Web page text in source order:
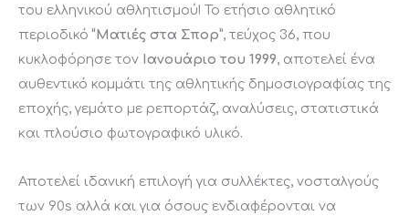
του ελληνικού αθλητισμού! Το ετήσιο αθλητικό
περιοδικό“Ματιές στα Σπορ”, τεύχος 36, που
κυκλοφόρησε τον Ιανουάριο του 1999, αποτελεί ένα
αυθεντικό κομμάτι της αθλητικής δημοσιογραφίας της
εποχής, γεμάτο με ρεπορτάζ, αναλύσεις, στατιστικά
και πλούσιο φωτογραφικό υλικό.
Αποτελεί ιδανική επιλογή για συλλέκτες, νοσταλγούς
των 90s αλλά και για όσους ενδιαφέρονται να